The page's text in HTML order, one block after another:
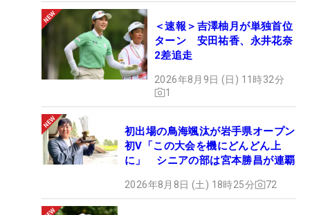
＜速報＞吉澤柚月が単独首位
ターン 安田祐香、永井花奈
2差追走
2026年8月9日 (日) 11時32分
1
初出場の鳥海颯汰が岩手県オープン
初V「この大会を機にどんどん上
に」 シニアの部は宮本勝昌が連覇
2026年8月8日 (土) 18時25分 72